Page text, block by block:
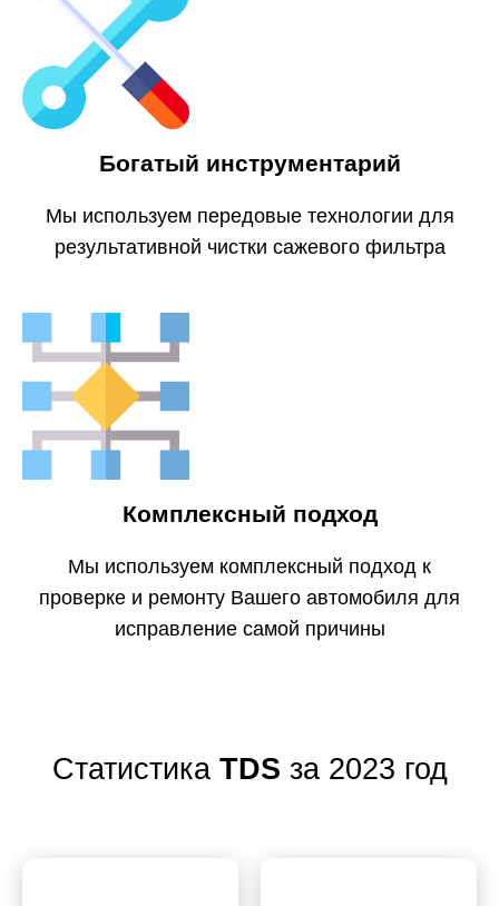
Богатый инструментарий
Мы используем передовые технологии для
результативной чистки сажевого фильтра
Комплексный подход
Мы используем комплексный подход к
проверке и ремонту Вашего автомобиля для
исправление самой причины
Статистика TDS за 2023 год